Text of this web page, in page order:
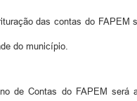
das contas do FAPEM
do município.
de Contas do FAPEM será